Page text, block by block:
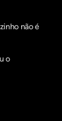
não é
o